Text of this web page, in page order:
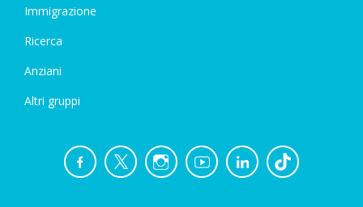
Immigrazione
Ricerca
Anziani
Altri gruppi